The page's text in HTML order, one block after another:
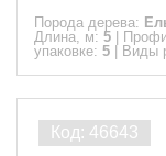
Порода дерева:
Длина, м: 5
упаковке: 5 Виды